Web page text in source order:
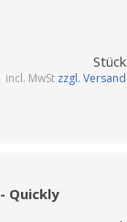
Stück
incl. MwSt zzgl. Versand
Quickly